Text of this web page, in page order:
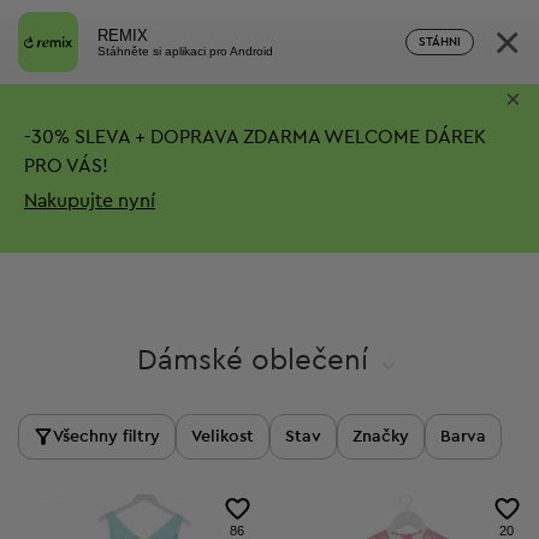
REMIX
Stáhněte si aplikaci pro Android
STÁHNI ×
-30% SLEVA + DOPRAVA ZDARMA WELCOME DÁREK
PRO VÁS!
Nakupujte nyní
×
Dámské oblečení
Všechny filtry Velikost Stav Značky Barva
86 20